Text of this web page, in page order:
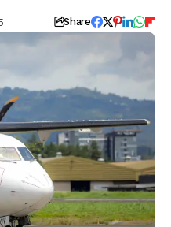
Share